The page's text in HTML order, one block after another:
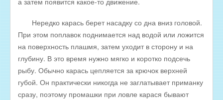
Нередко карась берет насадку со дна вниз головой.
При этом поплавок поднимается над водой или ложится
на поверхность плашмя, затем уходит в сторону и на
глубину. В это время нужно мягко и коротко подсечь
рыбу. Обычно карась цепляется за крючок верхней
губой. Он практически никогда не заглатывает приманку
сразу, поэтому промашки при ловле карася бывают